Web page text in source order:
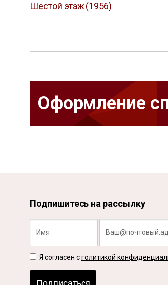
Шестой этаж (1956)
Оформление
Подпишитесь на рассылку
Я согласен сполитикой